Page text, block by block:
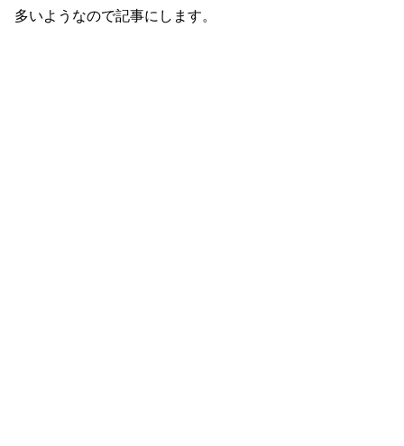
多いようなので記事にします。